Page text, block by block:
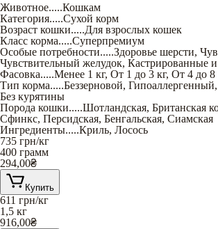
Животное.....Кошкам
Категория.....Сухой корм
Возраст кошки.....Для взрослых кошек
Класс корма.....Суперпремиум
Особые потребности.....Здоровье шерсти,
Чувствительный желудок, Кастрированные
Фасовка.....Менее 1 кг, От 1 до 3 кг, От 4 до 8
Тип корма.....Беззерновой, Гипоаллергенный,
Без курятины
Порода кошки.....Шотландская, Британская
Сфинкс, Персидская, Бенгальская, Сиамская
Ингредиенты.....Криль, Лосось
735 грн/кг
400 грамм
294,00₴
Купить
611 грн/кг
1,5 кг
916,00₴